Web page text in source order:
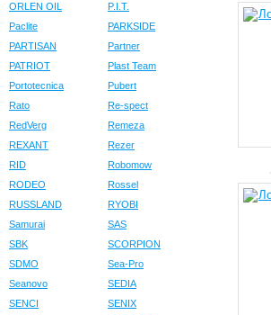
ORLEN OIL
P.I.T.
Paclite
PARKSIDE
PARTISAN
Partner
PATRIOT
Plast Team
Portotecnica
Pubert
Rato
Re-spect
RedVerg
Remeza
REXANT
Rezer
RID
Robomow
RODEO
Rossel
RUSSLAND
RYOBI
Samurai
SAS
SBK
SCORPION
SDMO
Sea-Pro
Seanovo
SEDIA
SENCI
SENIX